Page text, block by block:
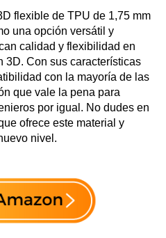
flexible de TPU de 1,75 mm
una opción versátil y
calidad y flexibilidad en
3D. Con sus características
con la mayoría de las
que vale la pena para
por igual. No dudes en
ofrece este material y
nivel.